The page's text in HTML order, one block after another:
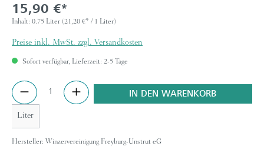
15,90 €*
Inhalt: 0.75 Liter (21,20 €* / 1 Liter)
Preise inkl. MwSt. zzgl. Versandkosten
Sofort verfügbar, Lieferzeit: 2-5 Tage
Anzahl
Liter
IN DEN WARENKORB
Hersteller: Winzervereinigung Freyburg-Unstrut eG